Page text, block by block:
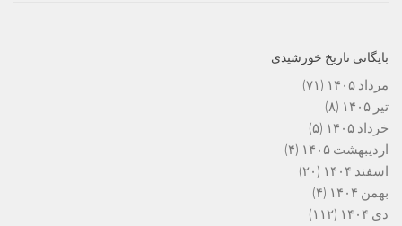
بایگانی تاریخ خورشیدی
مرداد ۱۴۰۵
(۷۱)
تیر ۱۴۰۵
(۸)
خرداد ۱۴۰۵
(۵)
اردیبهشت ۱۴۰۵
(۴)
اسفند ۱۴۰۴
(۲۰)
بهمن ۱۴۰۴
(۴)
دی ۱۴۰۴
(۱۱۲)